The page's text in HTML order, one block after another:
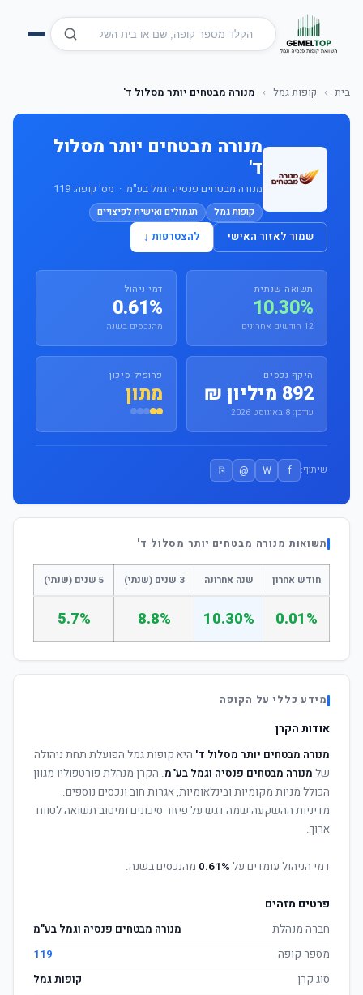
בית › קופות גמל › מנורה מבטחים יותר מסלול ד'
מנורה מבטחים יותר מסלול
ד'
מנורה מבטחים פנסיה וגמל בע"מ · מס' קופה: 119
קופות גמל תגמולים ואישית לפיצויים
שמור לאזור האישי להצטרפות ↓
תשואה שנתית
10.30%
12 חודשים אחרונים
דמי ניהול
0.61%
מהנכסים בשנה
היקף נכסים
892 מיליון ₪
עודכן: 8 באוגוסט 2026
פרופיל סיכון
מתון
שיתוף: f
W
@
⎘
תשואות מנורה מבטחים יותר מסלול ד'
חודש אחרון שנה אחרונה 3 שנים (שנתי) 5 שנים (שנתי)
0.01%
10.30%
8.8%
5.7%
מידע כללי על הקופה
אודות הקרן
מנורה מבטחים יותר מסלול ד' היא קופות גמל הפועלת תחת ניהולה
של מנורה מבטחים פנסיה וגמל בע"מ. הקרן מנהלת פורטפוליו מגוון
הכולל מניות מקומיות ובינלאומיות, אגרות חוב ונכסים נוספים.
מדיניות ההשקעה שמה דגש על פיזור סיכונים ומיטוב תשואה לטווח
ארוך.
דמי הניהול עומדים על 0.61% מהנכסים בשנה.
פרטים מזהים
חברה מנהלת
מנורה מבטחים פנסיה וגמל בע"מ
מספר קופה
119
סוג קרן
קופות גמל